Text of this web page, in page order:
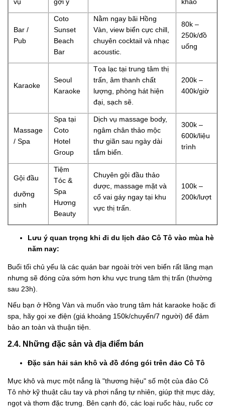
vụ
gợi ý
khảo
Bar /
Pub
Coto
Sunset
Beach
Bar
Nằm ngay bãi Hồng
Vàn, view biển cực chill,
chuyên cocktail và nhạc
acoustic.
80k –
250k/đồ
uống
Karaoke
Seoul
Karaoke
Tọa lạc tại trung tâm thị
trấn, âm thanh chất
lượng, phòng hát hiện
đại, sạch sẽ.
200k –
400k/giờ
Massage
/ Spa
Spa tại
Coto
Hotel
Group
Dịch vụ massage body,
ngâm chân thảo mộc
thư giãn sau ngày dài
tắm biển.
300k –
600k/liệu
trình
Gội đầu
dưỡng
sinh
Tiệm
Tóc &
Spa
Hương
Beauty
Chuyên gội đầu thảo
dược, massage mặt và
cổ vai gáy ngay tại khu
vực thị trấn.
100k –
200k/lượt
Lưu ý quan trọng khi đi du lịch đảo Cô Tô vào mùa hè
năm nay:
Buổi tối chủ yếu là các quán bar ngoài trời ven biển rất lãng mạn
nhưng sẽ đóng cửa sớm hơn khu vực trung tâm thị trấn (thường
sau 23h).
Nếu bạn ở Hồng Vàn và muốn vào trung tâm hát karaoke hoặc đi
spa, hãy gọi xe điện (giá khoảng 150k/chuyến/7 người) để đảm
bảo an toàn và thuận tiện.
2.4. Những đặc sản và địa điểm bán
Đặc sản hải sản khô và đồ đóng gói trên đảo Cô Tô
Mực khô và mực một nắng là "thương hiệu" số một của đảo Cô
Tô nhờ kỹ thuật câu tay và phơi nắng tự nhiên, giúp thịt mực dày,
ngọt và thơm đặc trưng. Bên cạnh đó, các loại ruốc hàu, ruốc cơ